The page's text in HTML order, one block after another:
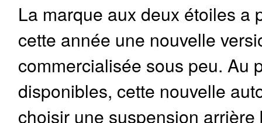
La marque aux deux étoiles a
cette année une nouvelle
commercialisée sous peu. Au
disponibles, cette nouvelle
choisir une suspension